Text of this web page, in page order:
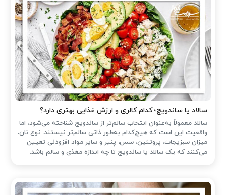
سالاد یا ساندویچ؛ کدام کالری و ارزش غذایی بهتری دارد؟
سالاد معمولاً به‌عنوان انتخاب سالم‌تر از ساندویچ شناخته می‌شود، اما
واقعیت این است که هیچ‌کدام به‌طور ذاتی سالم‌تر نیستند. نوع نان،
میزان سبزیجات، پروتئین، سس، پنیر و سایر مواد افزودنی تعیین
می‌کنند که یک سالاد یا ساندویچ تا چه اندازه مغذی و سالم باشد.